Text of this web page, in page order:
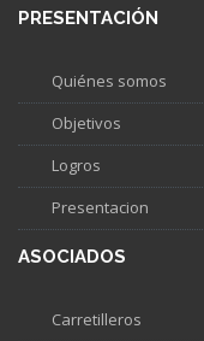
PRESENTACIÓN
Quiénes somos
Objetivos
Logros
Presentacion
ASOCIADOS
Carretilleros